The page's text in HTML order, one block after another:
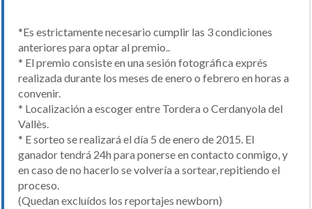
*Es estrictamente necesario cumplir las 3 condiciones
anteriores para optar al premio..
* El premio consiste en una sesión fotográfica exprés
realizada durante los meses de enero o febrero en horas a
convenir.
* Localización a escoger entre Tordera o Cerdanyola del
Vallès.
* E sorteo se realizará el día 5 de enero de 2015. El
ganador tendrá 24h para ponerse en contacto conmigo, y
en caso de no hacerlo se volvería a sortear, repitiendo el
proceso.
(Quedan excluídos los reportajes newborn)